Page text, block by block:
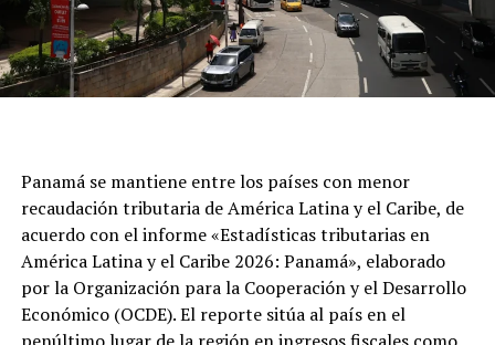
Panamá se mantiene entre los países con menor
recaudación tributaria de América Latina y el Caribe, de
acuerdo con el informe «Estadísticas tributarias en
América Latina y el Caribe 2026: Panamá», elaborado
por la Organización para la Cooperación y el Desarrollo
Económico (OCDE). El reporte sitúa al país en el